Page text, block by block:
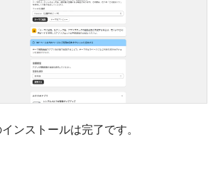
ンストールは完了です。